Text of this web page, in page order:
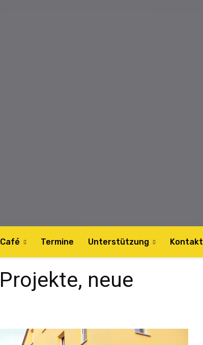
Café Termine Unterstützung Kontakt
neue